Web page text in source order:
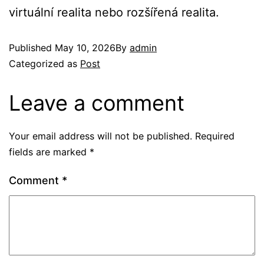
virtuální realita nebo rozšířená realita.
Published May 10, 2026By admin
Categorized as Post
Leave a comment
Your email address will not be published. Required
fields are marked *
Comment *